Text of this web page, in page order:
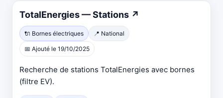
TotalEnergies — Stations ↗
🔌 Bornes électriques 📍 National
📅 Ajouté le 19/10/2025
Recherche de stations TotalEnergies avec bornes
(filtre EV).